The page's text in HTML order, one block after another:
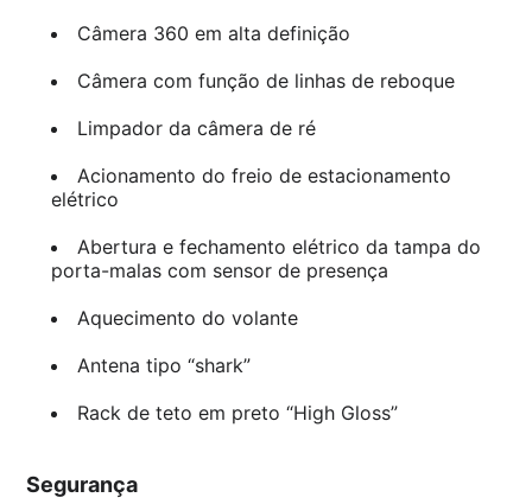
Câmera 360 em alta definição
Câmera com função de linhas de reboque
Limpador da câmera de ré
Acionamento do freio de estacionamento
elétrico
Abertura e fechamento elétrico da tampa do
porta-malas com sensor de presença
Aquecimento do volante
Antena tipo “shark”
Rack de teto em preto “High Gloss”
Segurança